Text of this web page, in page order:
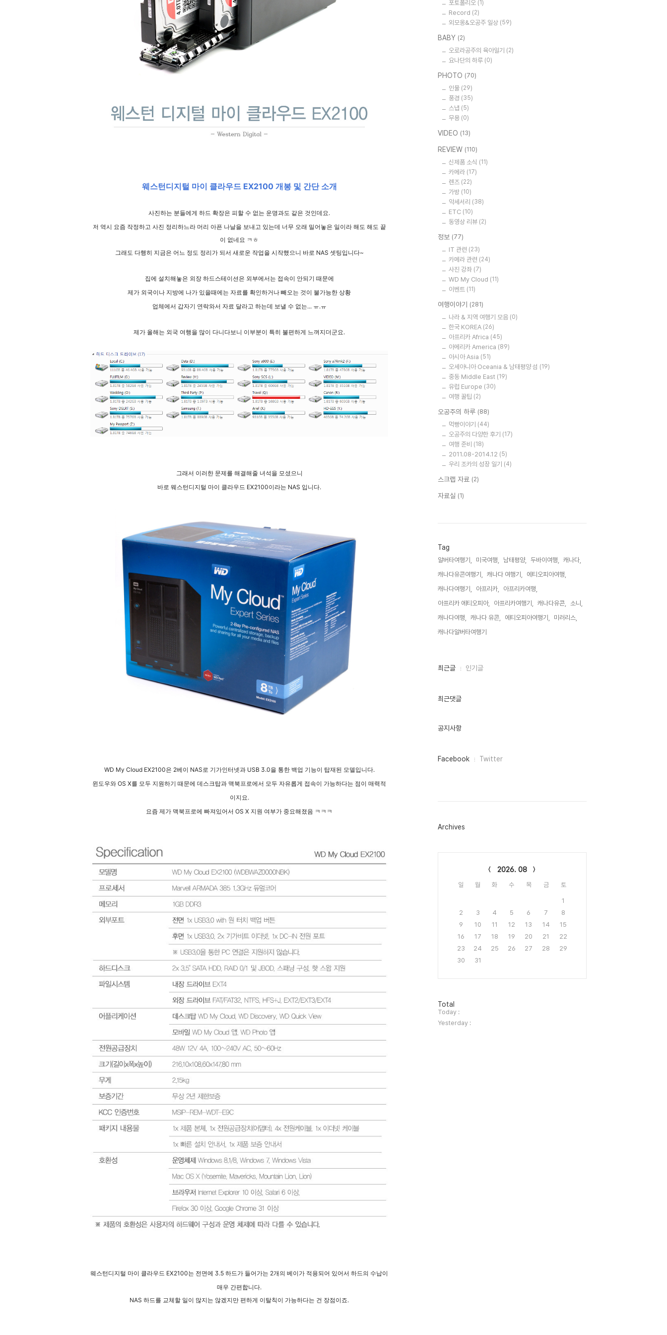
웨스턴디지털 마이 클라우드 EX2100 개봉 및 간단 소개
사진하는 분들에게 하드 확장은 피할 수 없는 운명과도 같은 것인데요.
저 역시 요즘 작정하고 사진 정리하느라 머리 아픈 나날을 보내고 있는데 너무 오래 밀어놓은 일이라 해도 해도 끝
이 없네요 ㅋㅎ
그래도 다행히 지금은 어느 정도 정리가 되서 새로운 작업을 시작했으니 바로 NAS 셋팅입니다~
집에 설치해놓은 외장 하드스테이션은 외부에서는 접속이 안되기 때문에
제가 외국이나 지방에 나가 있을때에는 자료를 확인하거나 빼오는 것이 불가능한 상황
업체에서 갑자기 연락와서 자료 달라고 하는데 보낼 수 없는... ㅠ.ㅠ
제가 올해는 외국 여행을 많이 다니다보니 이부분이 특히 불편하게 느껴지더군요.
그래서 이러한 문제를 해결해줄 녀석을 모셨으니
바로 웨스턴디지털 마이 클라우드 EX2100이라는 NAS 입니다.
WD My Cloud EX2100은 2베이 NAS로 기가인터넷과 USB 3.0을 통한 백업 기능이 탑재된 모델입니다.
윈도우와 OS X를 모두 지원하기 때문에 데스크탑과 맥북프로에서 모두 자유롭게 접속이 가능하다는 점이 매력적
이지요.
요즘 제가 맥북프로에 빠져있어서 OS X 지원 여부가 중요해졌음 ㅋㅋㅋ
웨스턴디지털 마이 클라우드 EX2100는 전면에 3.5 하드가 들어가는 2개의 베이가 적용되어 있어서 하드의 수납이
매우 간편합니다.
NAS 하드를 교체할 일이 많지는 않겠지만 편하게 이탈칙이 가능하다는 건 장점이죠.
포토폴리오 (1)
Record (2)
외모옹&오공주 일상 (59)
BABY (2)
오로라공주의 육아일기 (2)
요나단의 하루 (0)
PHOTO (70)
인물 (29)
풍경 (35)
스냅 (5)
무용 (0)
VIDEO (13)
REVIEW (110)
신제품 소식 (11)
카메라 (17)
렌즈 (22)
가방 (10)
악세서리 (38)
ETC (10)
동영상 리뷰 (2)
정보 (77)
IT 관련 (23)
카메라 관련 (24)
사진 강좌 (7)
WD My Cloud (11)
이벤트 (11)
여행이야기 (281)
나라 & 지역 여행기 모음 (0)
한국 KOREA (26)
아프리카 Africa (45)
아메리카 America (89)
아시아 Asia (51)
오세아니아 Oceania & 남태평양 섬 (19)
중동 Middle East (19)
유럽 Europe (30)
여행 꿀팁 (2)
오공주의 하루 (88)
먹빵이야기 (44)
오공주의 다양한 후기 (17)
여행 준비 (18)
2011.08-2014.12 (5)
우리 조카의 성장 일기 (4)
스크랩 자료 (2)
자료실 (1)
Tag
알버타여행기, 미국여행, 남태평양, 두바이여행,
캐나다,
캐나다유콘여행기,
캐나다 여행기,
에티오피아여행,
캐나다여행기,
아프리카,
아프리카여행,
아프리카 에티오피아,
아프리카여행기, 캐나다유콘,
소니,
캐나다여행,
캐나다 유콘, 에티오피아여행기,
미러리스,
캐나다알버타여행기,
최
인
최근글 인기글
최근댓글
공지사항
페
그
Facebook Twitter
Archives
2026. 08
일 월 화 수 목 금 토
1
2
3 4 5 6 7
8
9
10 11 12 13 14
15
16
17 18 19 20 21
22
23
24 25 26 27 28
29
30
31
방
문
자
수
Total
Today :
Yesterday :